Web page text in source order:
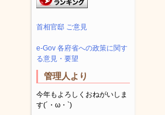
首相官邸 ご意見
e-Gov 各府省への政策に関す
る意見・要望
管理人より
今年もよろしくおねがいしま
す(´・ω・`)